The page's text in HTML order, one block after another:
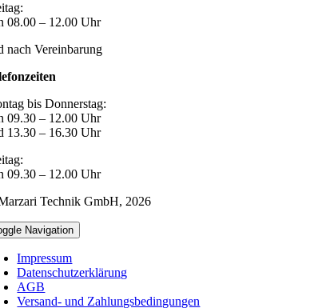
08.00 – 12.00 Uhr
nach Vereinbarung
bis Donnerstag:
09.30 – 12.00 Uhr
13.30 – 16.30 Uhr
09.30 – 12.00 Uhr
Technik GmbH,2026
Navigation
Impressum
Datenschutzerklärung
AGB
Versand- und Zahlungsbedingungen